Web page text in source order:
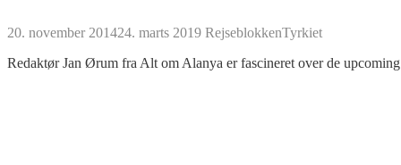
20. november 201424. marts 2019 RejseblokkenTyrkiet
Redaktør Jan Ørum fra Alt om Alanya er fascineret over de